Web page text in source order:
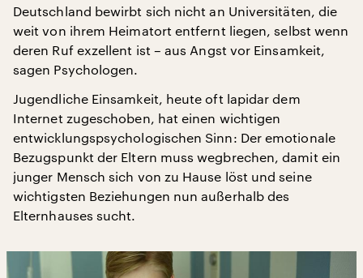
Deutschland bewirbt sich nicht an Universitäten, die
weit von ihrem Heimatort entfernt liegen, selbst wenn
deren Ruf exzellent ist – aus Angst vor Einsamkeit,
sagen Psychologen.
Jugendliche Einsamkeit, heute oft lapidar dem
Internet zugeschoben, hat einen wichtigen
entwicklungspsychologischen Sinn: Der emotionale
Bezugspunkt der Eltern muss wegbrechen, damit ein
junger Mensch sich von zu Hause löst und seine
wichtigsten Beziehungen nun außerhalb des
Elternhauses sucht.